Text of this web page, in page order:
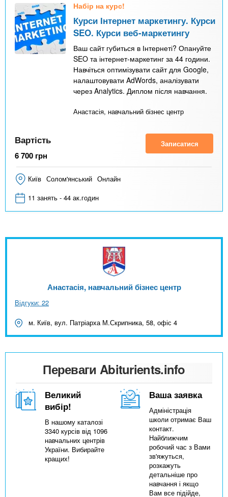
Набір на курс!
Курси Інтернет маркетингу. Курси
SEO. Курси веб-маркетингу
Ваш сайт губиться в Інтернеті? Опануйте
SEO та інтернет-маркетинг за 44 години.
Навчіться оптимізувати сайт для Google,
налаштовувати AdWords, аналізувати
через Analytics. Диплом після навчання.
Анастасія, навчальний бізнес центр
Вартість
6 700 грн
Записатися
Київ Солом'янський Онлайн
11 занять - 44 ак.годин
Анастасія, навчальний бізнес центр
Відгуки: 22
м. Київ, вул. Патріарха М.Скрипника, 58, офіс 4
Переваги Abiturients.info
Великий
вибір!
В нашому каталозі
3340 курсів від 1096
навчальних центрів
України. Вибирайте
кращих!
Ваша заявка
Адміністрація
школи отримає Ваш
контакт.
Найближчим
робочий час з Вами
зв'яжуться,
розкажуть
детальніше про
навчання і якщо
Вам все підійде,